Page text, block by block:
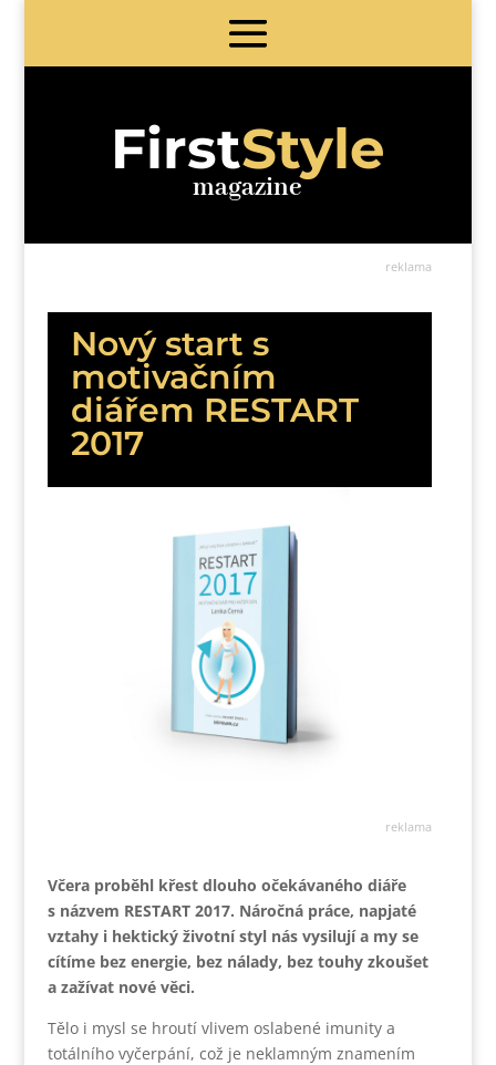
FirstStyle
magazine
reklama
Nový start s
motivačním
diářem RESTART
2017
reklama
Včera proběhl křest dlouho očekávaného diáře
s názvem RESTART 2017. Náročná práce, napjaté
vztahy i hektický životní styl nás vysilují a my se
cítíme bez energie, bez nálady, bez touhy zkoušet
a zažívat nové věci.
Tělo i mysl se hroutí vlivem oslabené imunity a
totálního vyčerpání, což je neklamným znamením